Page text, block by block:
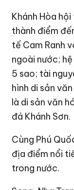
Khánh Hòa
thành điểm
tế Cam Ranh
ngoài nước;
5 sao; tài
hình di sản
là di sản văn
đá Khánh Sơn.
Cùng Phú
địa điểm nổi
trong nước.